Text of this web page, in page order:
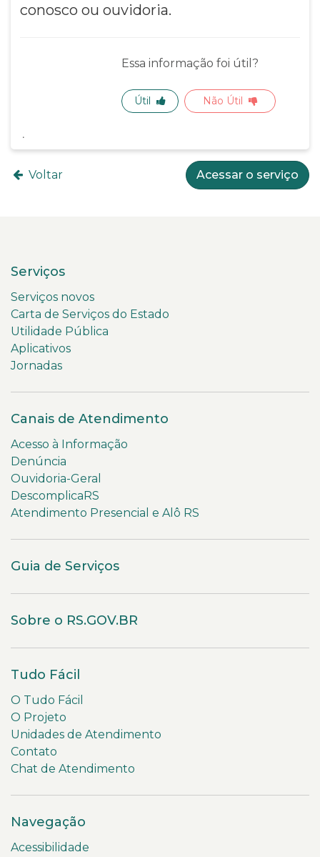
conosco ou ouvidoria.
Essa informação foi útil?
Útil Não Útil
Voltar Acessar o serviço
Serviços
Serviços novos
Carta de Serviços do Estado
Utilidade Pública
Aplicativos
Jornadas
Canais de Atendimento
Acesso à Informação
Denúncia
Ouvidoria-Geral
DescomplicaRS
Atendimento Presencial e Alô RS
Guia de Serviços
Sobre o RS.GOV.BR
Tudo Fácil
O Tudo Fácil
O Projeto
Unidades de Atendimento
Contato
Chat de Atendimento
Navegação
Acessibilidade